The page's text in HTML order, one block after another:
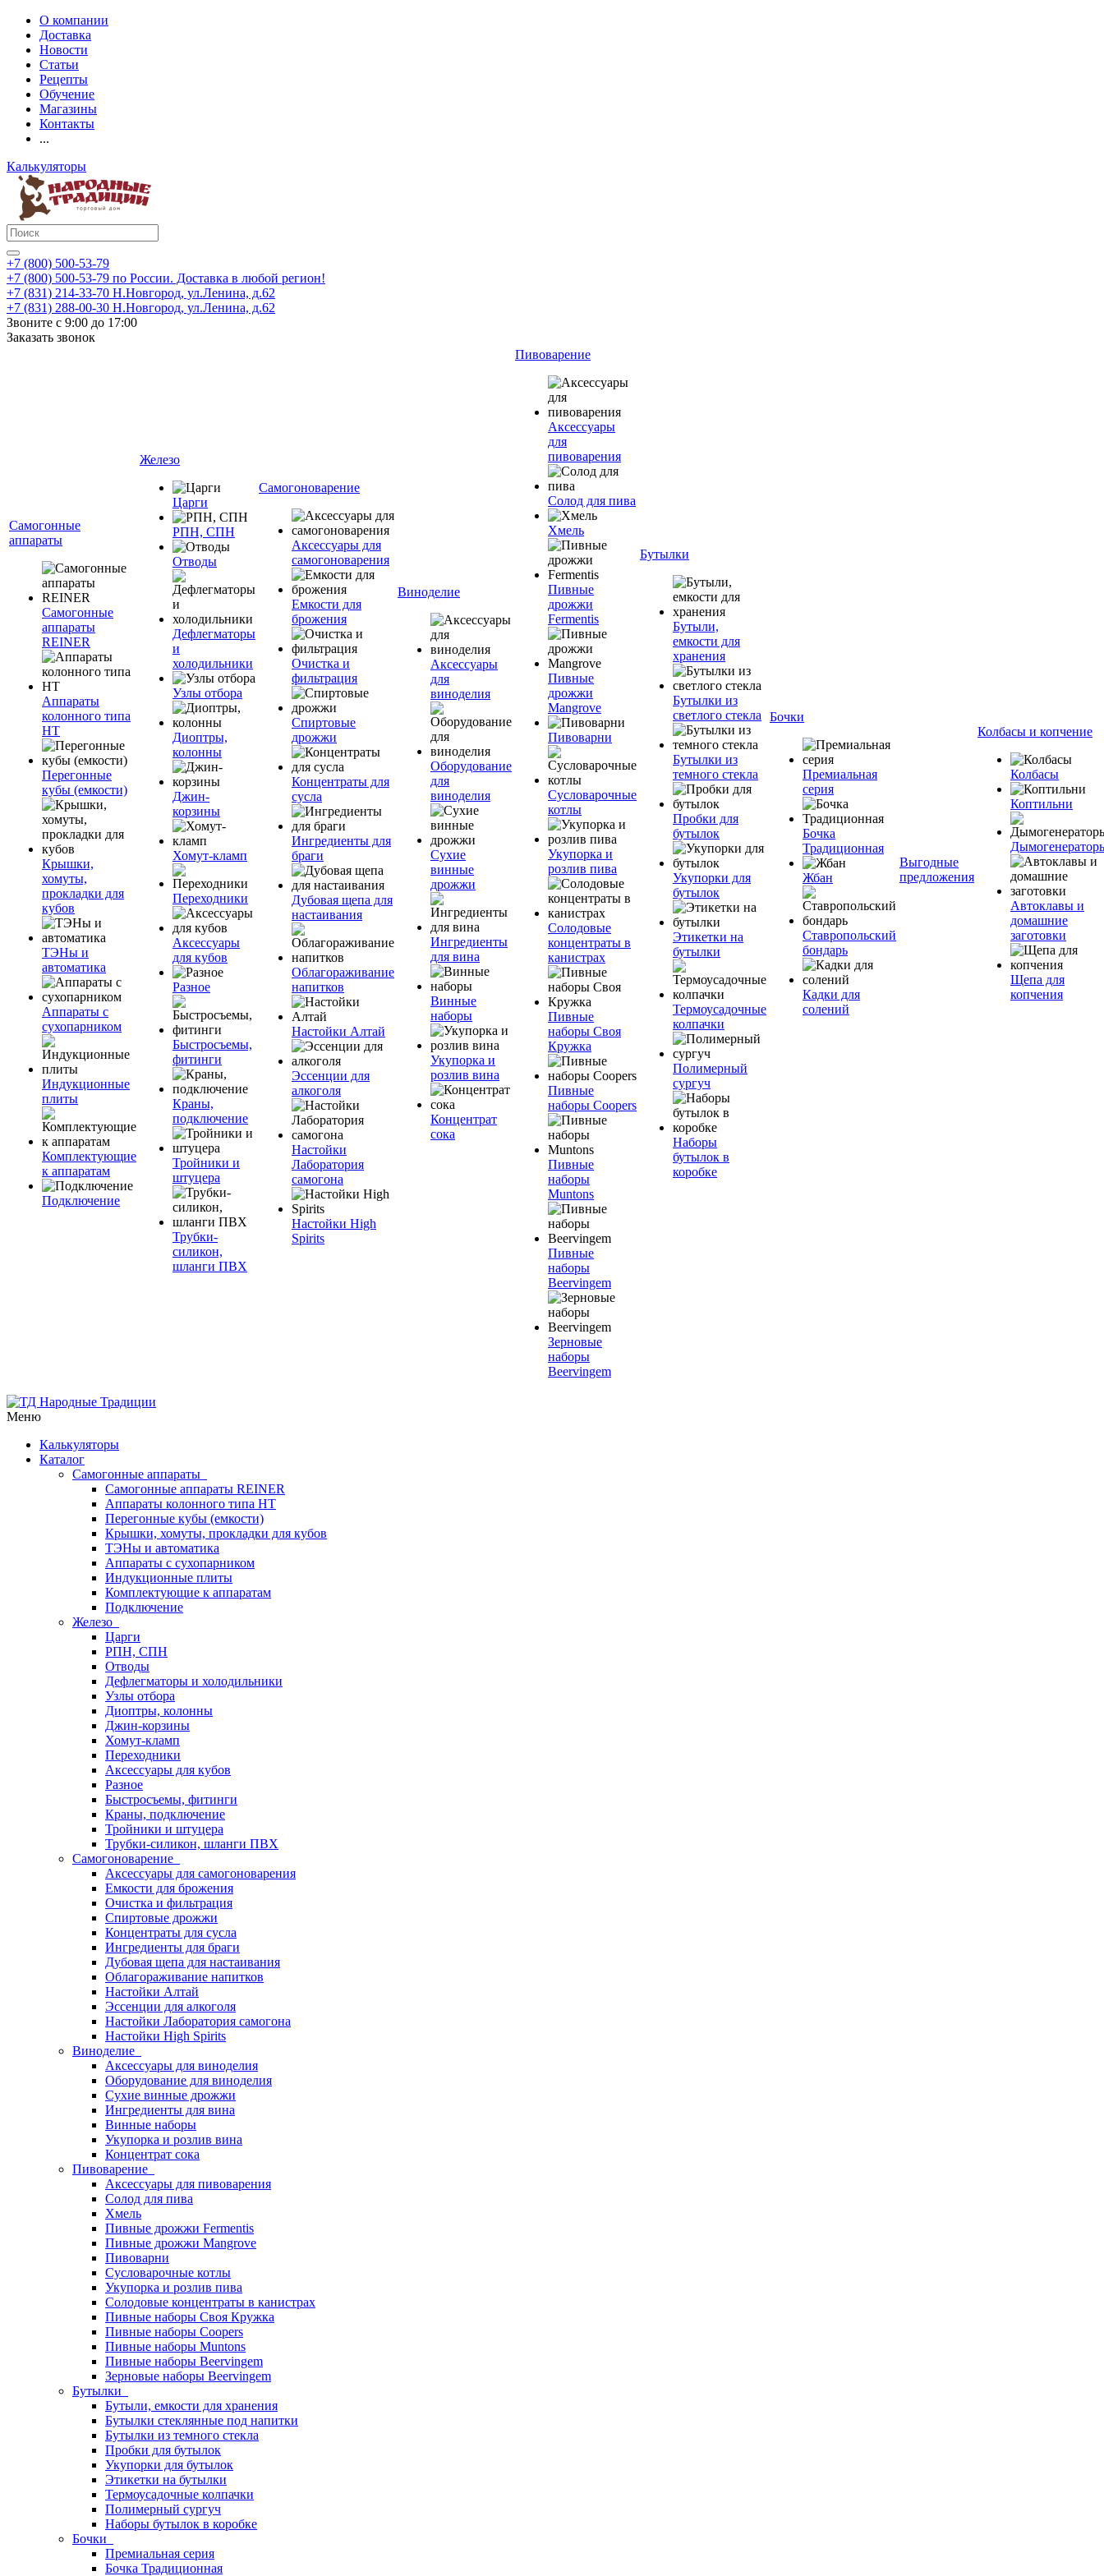
О компании
Доставка
Новости
Статьи
Рецепты
Обучение
Магазины
Контакты
...
Калькуляторы
+7 (800) 500-53-79
+7 (800) 500-53-79 по России. Доставка в любой регион!
+7 (831) 214-33-70 Н.Новгород, ул.Ленина, д.62
+7 (831) 288-00-30 Н.Новгород, ул.Ленина, д.62
Звоните с 9:00 до 17:00
Заказать звонок
Самогонные
аппараты
Самогонные
аппараты
REINER
Аппараты
колонного типа
НТ
Перегонные
кубы (емкости)
Крышки,
хомуты,
прокладки для
кубов
ТЭНы и
автоматика
Аппараты с
сухопарником
Индукционные
плиты
Комплектующие
к аппаратам
Подключение
Железо
Царги
РПН, СПН
Отводы
Дефлегматоры
и
холодильники
Узлы отбора
Диоптры,
колонны
Джин-
корзины
Хомут-кламп
Переходники
Аксессуары
для кубов
Разное
Быстросъемы,
фитинги
Краны,
подключение
Тройники и
штуцера
Трубки-
силикон,
шланги ПВХ
Самогоноварение
Аксессуары для
самогоноварения
Емкости для
брожения
Очистка и
фильтрация
Спиртовые
дрожжи
Концентраты для
сусла
Ингредиенты для
браги
Дубовая щепа для
настаивания
Облагораживание
напитков
Настойки Алтай
Эссенции для
алкоголя
Настойки
Лаборатория
самогона
Настойки High
Spirits
Виноделие
Аксессуары
для
виноделия
Оборудование
для
виноделия
Сухие
винные
дрожжи
Ингредиенты
для вина
Винные
наборы
Укупорка и
розлив вина
Концентрат
сока
Пивоварение
Аксессуары
для
пивоварения
Солод для пива
Хмель
Пивные
дрожжи
Fermentis
Пивные
дрожжи
Mangrove
Пивоварни
Сусловарочные
котлы
Укупорка и
розлив пива
Солодовые
концентраты в
канистрах
Пивные
наборы Своя
Кружка
Пивные
наборы Coopers
Пивные
наборы
Muntons
Пивные
наборы
Beervingem
Зерновые
наборы
Beervingem
Бутылки
Бутыли,
емкости для
хранения
Бутылки из
светлого стекла
Бутылки из
темного стекла
Пробки для
бутылок
Укупорки для
бутылок
Этикетки на
бутылки
Термоусадочные
колпачки
Полимерный
сургуч
Наборы
бутылок в
коробке
Бочки
Премиальная
серия
Бочка
Традиционная
Жбан
Ставропольский
бондарь
Кадки для
солений
Выгодные
предложения
Колбасы и копчение
Колбасы
Коптильни
Автоклавы и
домашние
заготовки
Щепа для
копчения
Меню
Калькуляторы
Каталог
Самогонные аппараты
Самогонные аппараты REINER
Аппараты колонного типа НТ
Перегонные кубы (емкости)
Крышки, хомуты, прокладки для кубов
ТЭНы и автоматика
Аппараты с сухопарником
Индукционные плиты
Комплектующие к аппаратам
Подключение
Железо
Царги
РПН, СПН
Отводы
Дефлегматоры и холодильники
Узлы отбора
Диоптры, колонны
Джин-корзины
Хомут-кламп
Переходники
Аксессуары для кубов
Разное
Быстросъемы, фитинги
Краны, подключение
Тройники и штуцера
Трубки-силикон, шланги ПВХ
Самогоноварение
Аксессуары для самогоноварения
Емкости для брожения
Очистка и фильтрация
Спиртовые дрожжи
Концентраты для сусла
Ингредиенты для браги
Дубовая щепа для настаивания
Облагораживание напитков
Настойки Алтай
Эссенции для алкоголя
Настойки Лаборатория самогона
Настойки High Spirits
Виноделие
Аксессуары для виноделия
Оборудование для виноделия
Сухие винные дрожжи
Ингредиенты для вина
Винные наборы
Укупорка и розлив вина
Концентрат сока
Пивоварение
Аксессуары для пивоварения
Солод для пива
Хмель
Пивные дрожжи Fermentis
Пивные дрожжи Mangrove
Пивоварни
Сусловарочные котлы
Укупорка и розлив пива
Солодовые концентраты в канистрах
Пивные наборы Своя Кружка
Пивные наборы Coopers
Пивные наборы Muntons
Пивные наборы Beervingem
Зерновые наборы Beervingem
Бутылки
Бутыли, емкости для хранения
Бутылки стеклянные под напитки
Бутылки из темного стекла
Пробки для бутылок
Укупорки для бутылок
Этикетки на бутылки
Термоусадочные колпачки
Полимерный сургуч
Наборы бутылок в коробке
Бочки
Премиальная серия
Бочка Традиционная